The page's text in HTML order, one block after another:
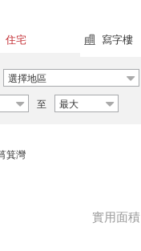
住宅 寫字樓
選擇地區
至 最大
箕灣
實用面積